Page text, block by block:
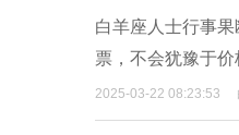
白羊座人士行事
票，不会犹豫于
2025-03-22 08:23:53